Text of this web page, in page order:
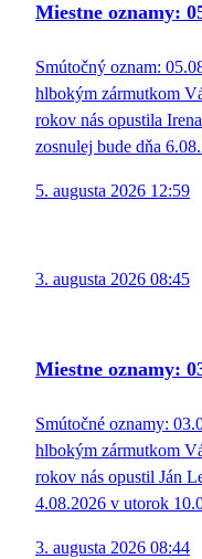
Miestne oznamy:
Smútočný oznam:
hlbokým zármutkom
rokov nás opustila
zosnulej bude dňa
5. augusta 2026 12:59
3. augusta 2026 08:45
Miestne oznamy:
Smútočné oznamy:
hlbokým zármutkom
rokov nás opustil Ján
4.08.2026 v utorok
3. augusta 2026 08:44